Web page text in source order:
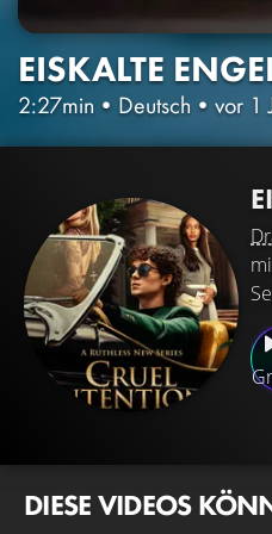
EISKALTE
2:27min • Deutsch • vor 1
DIESE VIDEOS